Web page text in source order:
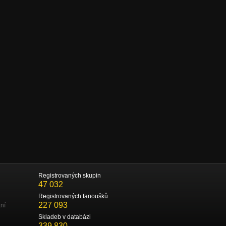
Registrovaných skupin
47 032
Registrovaných fanoušků
227 093
Skladeb v databázi